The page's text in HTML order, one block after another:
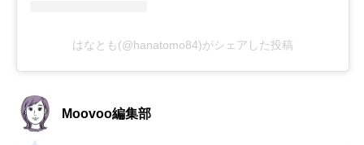
はなとも(@hanatomo84)がシェアした投稿
Moovoo編集部